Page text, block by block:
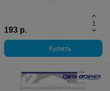
193 р.
Купить